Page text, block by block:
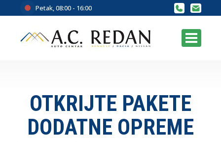
Petak, 08:00 - 16:00
OTKRIJTE PAKETE
DODATNE OPREME